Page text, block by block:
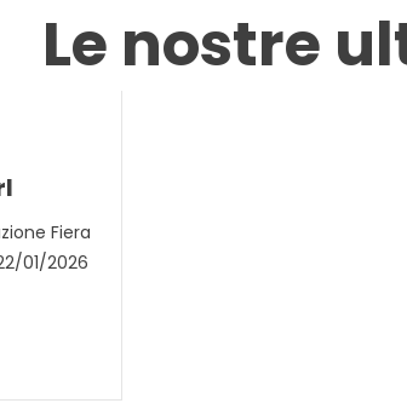
Le nostre
Fiera
01/2026